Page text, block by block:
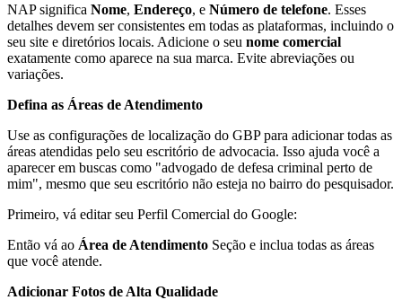
NAP significa Nome, Endereço, e Número de telefone. Esses
detalhes devem ser consistentes em todas as plataformas, incluindo o
seu site e diretórios locais. Adicione o seu nome comercial
exatamente como aparece na sua marca. Evite abreviações ou
variações.
Defina as Áreas de Atendimento
Use as configurações de localização do GBP para adicionar todas as
áreas atendidas pelo seu escritório de advocacia. Isso ajuda você a
aparecer em buscas como "advogado de defesa criminal perto de
mim", mesmo que seu escritório não esteja no bairro do pesquisador.
Primeiro, vá editar seu Perfil Comercial do Google:
Então vá ao Área de Atendimento Seção e inclua todas as áreas
que você atende.
Adicionar Fotos de Alta Qualidade